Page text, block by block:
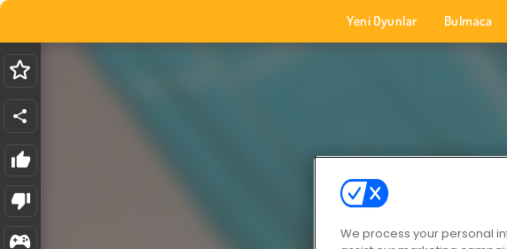
Yeni Oyunlar Bulmaca
We process your personal